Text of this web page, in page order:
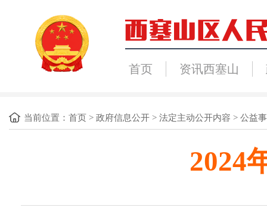
首页 资讯西塞山
当前位置： 首页 > 政府信息公开 > 法定主动公开内容 > 公益
2024